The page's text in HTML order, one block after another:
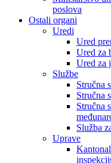
poslova
Ostali organi
Uredi
Ured
Ured za
Ured za
Službe
Stručna
Stručna
Stručna
Služba
Uprave